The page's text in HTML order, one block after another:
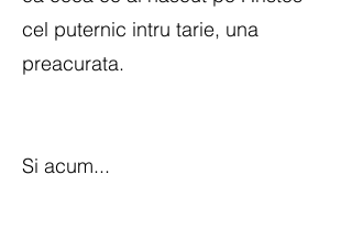
cel puternic intru tarie, una
preacurata.
Si acum...